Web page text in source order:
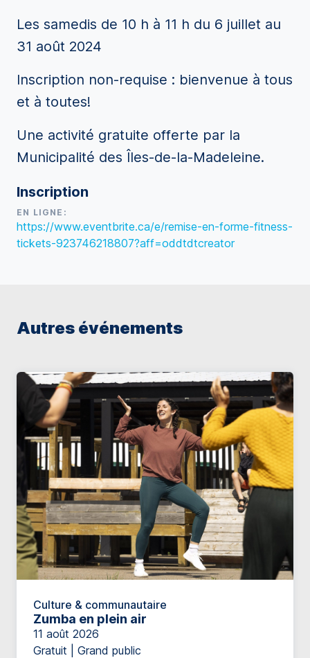
Les samedis de 10 h à 11 h du 6 juillet au
31 août 2024
Inscription non-requise : bienvenue à tous
et à toutes!
Une activité gratuite offerte par la
Municipalité des Îles-de-la-Madeleine.
Inscription
EN LIGNE:
https://www.eventbrite.ca/e/remise-en-forme-fitness-
tickets-923746218807?aff=oddtdtcreator
Autres événements
Culture & communautaire
Zumba en plein air
11 août 2026
Gratuit | Grand public